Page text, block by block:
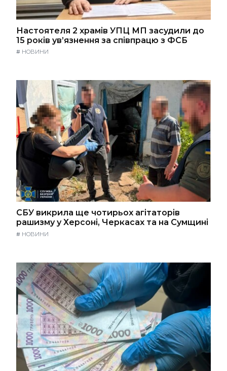
Настоятеля 2 храмів УПЦ МП засудили до
15 років ув’язнення за співпрацю з ФСБ
# НОВИНИ
СБУ викрила ще чотирьох агітаторів
рашизму у Херсоні, Черкасах та на Сумщині
# НОВИНИ